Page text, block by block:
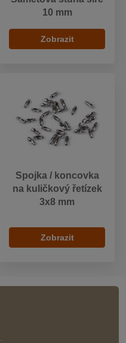
10 mm
Zobrazit
Spojka / koncovka
na kuličkový řetízek
3x8 mm
Zobrazit